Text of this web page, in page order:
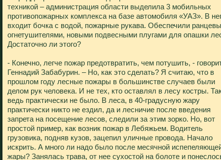
техникой – администрация области выделила 3 мобильных
противопожарных комплекса на базе автомобиля «УАЗ». В
входит бочка с водой, пожарные рукава. Обеспечили
огнетушителями, новыми подвесными плугами для опашки
Достаточно ли этого?
- Конечно, легче пожар предотвратить, чем потушить, -
Геннадий Забабурин. – Но, как это сделать? Я считаю, что в
прошлом году лесные пожары в большинстве случаев были
делом рук человека. И не тех, кто оставлял в лесу костры.
ведь практически не было. В леса, в 40-градусную жару
практически никто не ездил, да и лесничие после введения
запрета на посещение лесов, следили за этим зорко. Но, вот
простой пример, как возник пожар в Лебяжьем. Водитель
грузовика, подняв кузов, зацепил уличные провода. Начало
искрить. А много ли надо было после месячной
жары? Занялась трава, от нее сухостой на болоте и